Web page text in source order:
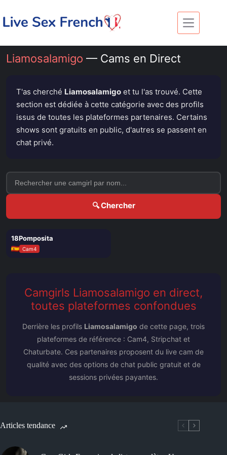
contenu
Liamosalamigo — Cams en Direct
T'as cherché Liamosalamigo et tu l'as trouvé. Cette
section est dédiée à cette catégorie avec des profils
issus de toutes les plateformes partenaires. Certains
shows sont gratuits en public, d'autres se passent en
chat privé.
🔍 Chercher
○ OFF
18Pomposita
Cam4
Camgirls Liamosalamigo en direct,
toutes plateformes confondues
Derrière les profils Liamosalamigo de cette page, trois
plateformes de référence : Cam4, Stripchat et
Chaturbate. Ces partenaires proposent du live cam de
qualité avec des options de chat public gratuit et de
sessions privées payantes.
Articles tendance